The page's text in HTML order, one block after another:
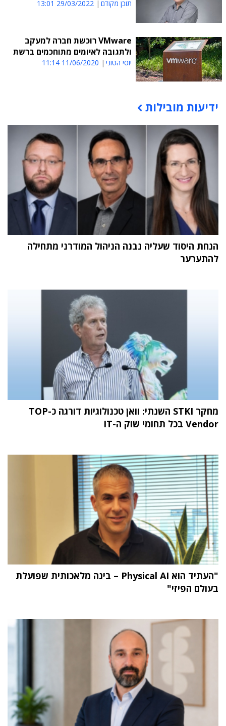
תוכן מקודם 29/03/2022 13:01
VMware רוכשת חברה למעקב
ולתגובה לאיומים מתוחכמים ברשת
יוסי הטוני 11/06/2020 11:14
תוכן פרסומי
ידיעות מובילות
הנחת היסוד שעליה נבנה הניהול המודרני מתחילה
להתערער
מחקר STKI השנתי: וואן טכנולוגיות דורגה כ-TOP
Vendor בכל תחומי שוק ה-IT
"העתיד הוא Physical AI – בינה מלאכותית שפועלת
בעולם הפיזי"